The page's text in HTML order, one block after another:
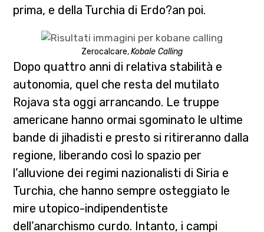
prima, e della Turchia di Erdo?an poi.
Zerocalcare,Kobale Calling
Dopo quattro anni di relativa stabilità e
autonomia, quel che resta del mutilato
Rojava sta oggi arrancando. Le truppe
americane hanno ormai sgominato le ultime
bande di jihadisti e presto si ritireranno dalla
regione, liberando così lo spazio per
l’alluvione dei regimi nazionalisti di Siria e
Turchia, che hanno sempre osteggiato le
mire utopico-indipendentiste
dell’anarchismo curdo. Intanto, i campi